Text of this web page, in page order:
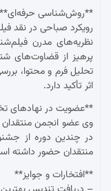
**روش‌شناسی حرفه‌ای**
رویکرد صباحی در نقد
نظریه‌های مدرن
پرهیز از قضاوت‌های
تحلیل فرم و محتوا،
اثر تأکید دارد.
**عضویت در نهادهای
وی عضو انجمن منتقدان
در چندین دوره از
منتقدان حضور داشته
**افتخارات و جوایز**